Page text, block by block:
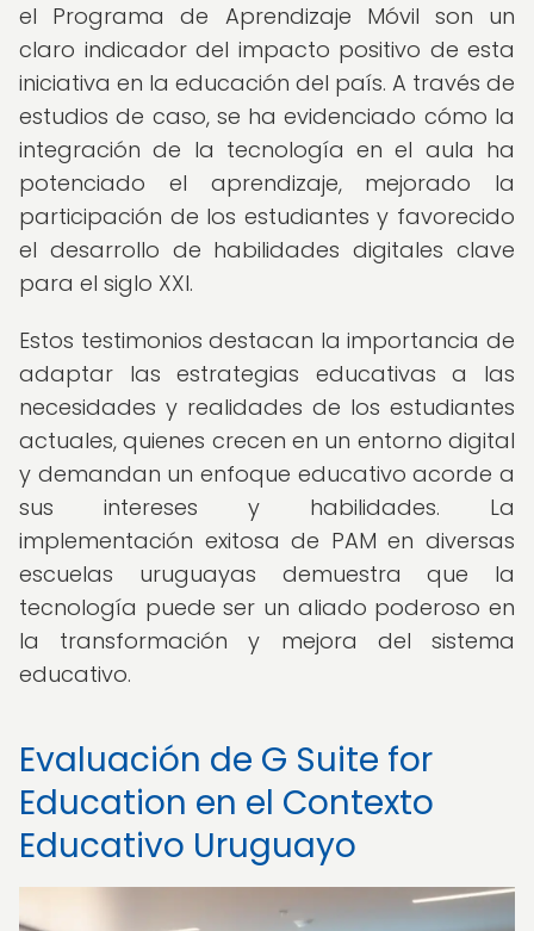
el Programa de Aprendizaje Móvil son un
claro indicador del impacto positivo de esta
iniciativa en la educación del país. A través de
estudios de caso, se ha evidenciado cómo la
integración de la tecnología en el aula ha
potenciado el aprendizaje, mejorado la
participación de los estudiantes y favorecido
el desarrollo de habilidades digitales clave
para el siglo XXI.
Estos testimonios destacan la importancia de
adaptar las estrategias educativas a las
necesidades y realidades de los estudiantes
actuales, quienes crecen en un entorno digital
y demandan un enfoque educativo acorde a
sus intereses y habilidades. La
implementación exitosa de PAM en diversas
escuelas uruguayas demuestra que la
tecnología puede ser un aliado poderoso en
la transformación y mejora del sistema
educativo.
Evaluación de G Suite for
Education en el Contexto
Educativo Uruguayo